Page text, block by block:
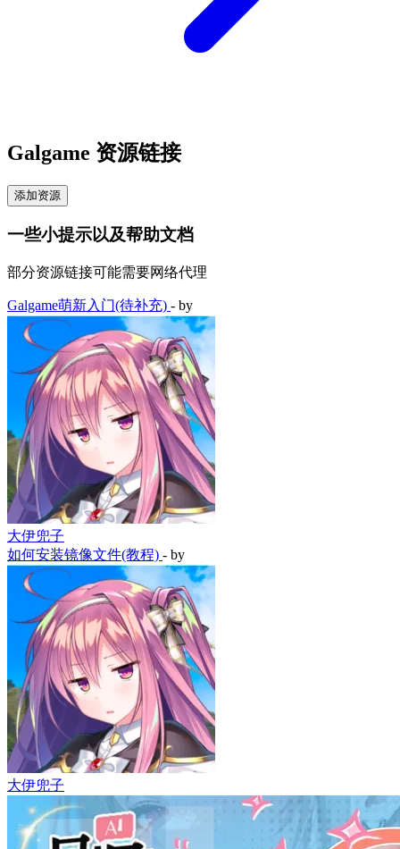
Galgame 资源链接
添加资源
一些小提示以及帮助文档
部分资源链接可能需要网络代理
Galgame萌新入门(待补充) - by
大伊兜子
如何安装镜像文件(教程) - by
大伊兜子